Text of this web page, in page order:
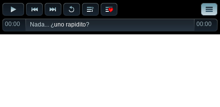
00:00 Nada... ¿uno rapidito? 00:00